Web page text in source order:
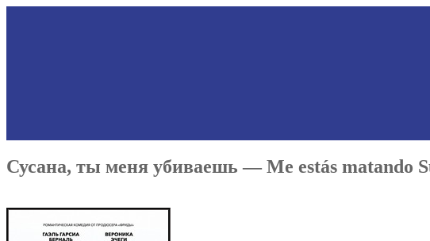
Сусана, ты меня убиваешь — Me estás matando